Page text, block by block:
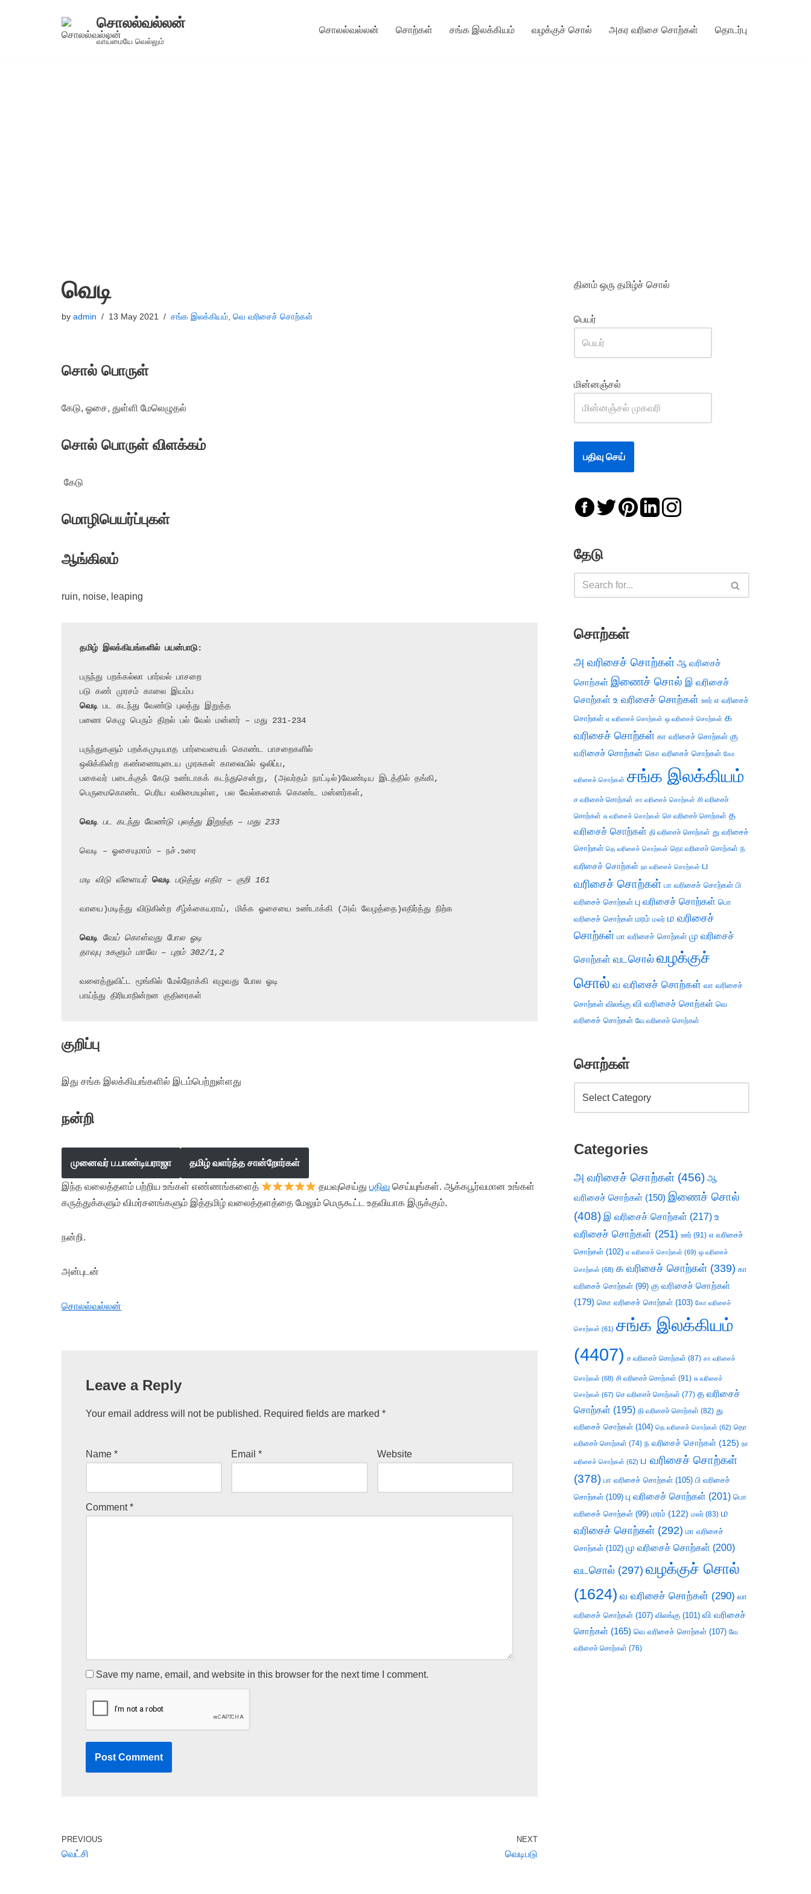
சொலல்வல்லன்
வாய்மையே வெல்லும்
சொலல்வல்லன் சொற்கள் சங்க இலக்கியம் வழக்குச் சொல் அகர வரிசை சொற்கள் தொடர்பு
வெடி
by admin 13 May 2021 சங்க இலக்கியம் வெ வரிசைச் சொற்கள்
சொல் பொருள்
கேடு, ஓசை, துள்ளி மேலெழுதல்
சொல் பொருள் விளக்கம்
கேடு
மொழிபெயர்ப்புகள்
ஆங்கிலம்
ruin, noise, leaping
தமிழ் இலக்கியங்களில் பயன்பாடு:
பருந்து பறக்கல்லா பார்வல் பாசறை
வெடி பட கடந்து வேண்டு புலத்து இறுத்த
பணை கெழு பெரும் திறல் பல் வேல் மன்னர் – மது 231-234
பருந்துகளும் பறக்கமுடியாத பார்வையைக் கொண்ட பாசறைகளில்
ஒலிக்கின்ற கண்ணையுடைய முரசுகள் காலையில் ஒலிப்ப,
பகைவர் படைக்குக் கேடு உண்டாகக் கடந்துசென்று, (அவர்தம் நாட்டில்)வேண்டிய இடத்தில் தங்கி,
பெருமைகொண்ட பெரிய வலிமையுள்ள, பல வேல்களைக் கொண்ட மன்னர்கள்,
வெடி பட கடந்து வேண்டு புலத்து இறுத்த – மது 233
வெடி – ஓசையுமாம் – நச்.உரை
மடி விடு வீளையர் வெடி படுத்து எதிர – குறி 161
வாயை)மடித்து விடுகின்ற சீழ்க்கையராய், மிக்க ஓசையை உண்டாக்கி (அவ் வேழத்தை)எதிர்த்து நிற்க
வெடி வேய் கொள்வது போல ஓடி
தாவுபு உகளும் மாவே – புறம் 302/1,2
வளைத்துவிட்ட மூங்கில் மேல்நோக்கி எழுவது போல ஓடி
பாய்ந்து திரியாநின்றன குதிரைகள்
குறிப்பு
இது சங்க இலக்கியங்களில் இடம்பெற்றுள்ளது
நன்றி
முனைவர் ப.பாண்டியராஜா தமிழ் வளர்த்த சான்றோர்கள்
இந்த வலைத்தளம் பற்றிய உங்கள் எண்ணங்களைத் தயவுசெய்துபதிவு செய்யுங்கள். ஆக்கபூர்வமான உங்கள்
கருத்துக்களும் விமர்சனங்களும் இத்தமிழ் வலைத்தளத்தை மேலும் மெருகூட்ட உதவியாக இருக்கும்.
நன்றி.
அன்புடன்
சொலல்வல்லன்
Leave a Reply
Your email address will not be published. Required fields are marked *
Name * Email* Website
Comment*
Save my name, email, and website in this browser for the next time I comment.
PREVIOUS
வெட்சி
NEXT
வெடிபடு
தினம் ஒரு தமிழ்ச் சொல்
பெயர்
மின்னஞ்சல்
தேடு
சொற்கள்
அ வரிசைச் சொற்கள் ஆ வரிசைச்
சொற்கள் இணைச் சொல் இ வரிசைச்
சொற்கள் உ வரிசைச் சொற்கள் ஊர் எ வரிசைச்
சொற்கள் ஏ வரிசைச் சொற்கள் ஒ வரிசைச் சொற்கள் க
வரிசைச் சொற்கள் கா வரிசைச் சொற்கள் கு
வரிசைச் சொற்கள் கொ வரிசைச் சொற்கள் கோ
வரிசைச் சொற்கள் சங்க இலக்கியம்
ச வரிசைச் சொற்கள் சா வரிசைச் சொற்கள் சி வரிசைச்
சொற்கள் சு வரிசைச் சொற்கள் செ வரிசைச் சொற்கள் த
வரிசைச் சொற்கள் தி வரிசைச் சொற்கள் து வரிசைச்
சொற்கள் தெ வரிசைச் சொற்கள் தொ வரிசைச் சொற்கள் ந
வரிசைச் சொற்கள் நா வரிசைச் சொற்கள் ப
வரிசைச் சொற்கள் பா வரிசைச் சொற்கள் பி
வரிசைச் சொற்கள் பு வரிசைச் சொற்கள் பொ
வரிசைச் சொற்கள் மரம் மலர் ம வரிசைச்
சொற்கள் மா வரிசைச் சொற்கள் மு வரிசைச்
சொற்கள் வடசொல் வழக்குச்
சொல் வ வரிசைச் சொற்கள் வா வரிசைச்
சொற்கள் விலங்கு வி வரிசைச் சொற்கள் வெ
வரிசைச் சொற்கள் வே வரிசைச் சொற்கள்
சொற்கள்
Categories
அ வரிசைச் சொற்கள் (456) ஆ
வரிசைச் சொற்கள் (150) இணைச் சொல்
(408) இ வரிசைச் சொற்கள் (217) உ
வரிசைச் சொற்கள் (251) ஊர் (91) எ வரிசைச்
சொற்கள் (102) ஏ வரிசைச் சொற்கள் (69) ஒ வரிசைச்
சொற்கள் (68) க வரிசைச் சொற்கள் (339) கா
வரிசைச் சொற்கள் (99) கு வரிசைச் சொற்கள்
(179) கொ வரிசைச் சொற்கள் (103) கோ வரிசைச்
சொற்கள் (61) சங்க இலக்கியம்
(4407) ச வரிசைச் சொற்கள் (87) சா வரிசைச்
சொற்கள் (68) சி வரிசைச் சொற்கள் (91) சு வரிசைச்
சொற்கள் (67) செ வரிசைச் சொற்கள் (77) த வரிசைச்
சொற்கள் (195) தி வரிசைச் சொற்கள் (82) து
வரிசைச் சொற்கள் (104) தெ வரிசைச் சொற்கள் (62) தொ
வரிசைச் சொற்கள் (74) ந வரிசைச் சொற்கள் (125) நா
வரிசைச் சொற்கள் (62) ப வரிசைச் சொற்கள்
(378) பா வரிசைச் சொற்கள் (105) பி வரிசைச்
சொற்கள் (109) பு வரிசைச் சொற்கள் (201) பொ
வரிசைச் சொற்கள் (99) மரம் (122) மலர் (83) ம
வரிசைச் சொற்கள் (292) மா வரிசைச்
சொற்கள் (102) மு வரிசைச் சொற்கள் (200)
வடசொல் (297) வழக்குச் சொல்
(1624) வ வரிசைச் சொற்கள் (290) வா
வரிசைச் சொற்கள் (107) விலங்கு (101) வி வரிசைச்
சொற்கள் (165) வெ வரிசைச் சொற்கள் (107) வே
வரிசைச் சொற்கள் (76)